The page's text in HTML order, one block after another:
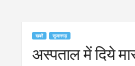
खबरें सुजानगढ़
अस्पताल में दिये